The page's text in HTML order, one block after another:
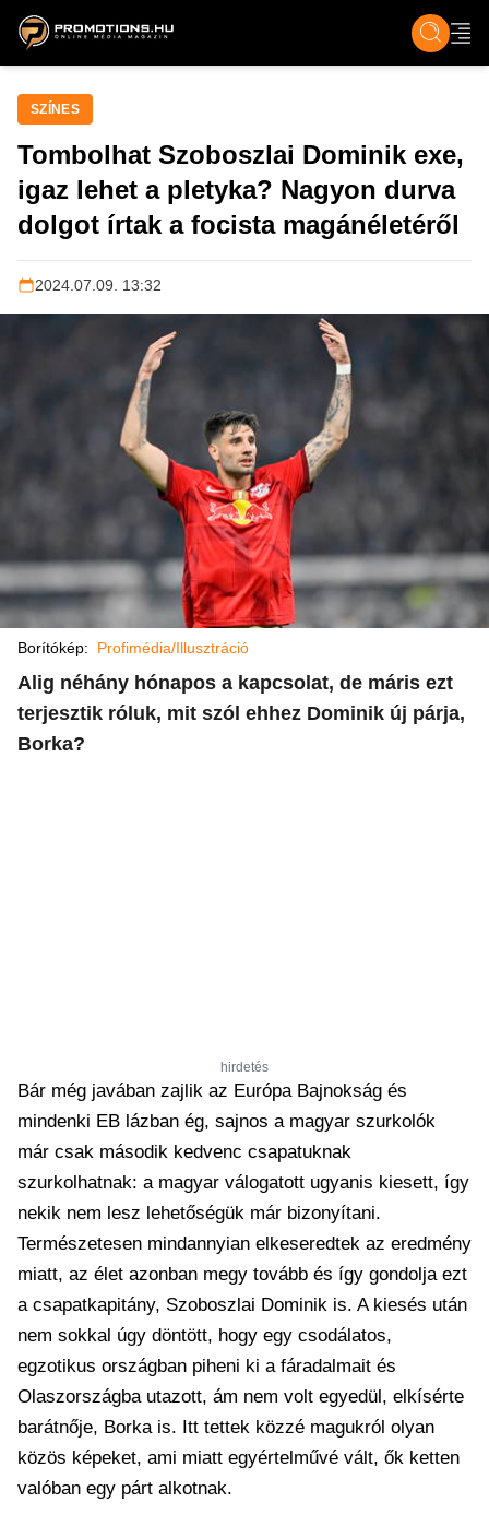
ZENE, FILM & KULT ÉLET TECH &
SZÍNES
Tombolhat Szoboszlai Dominik exe,
igaz lehet a pletyka? Nagyon durva
dolgot írtak a focista magánéletéről
2024.07.09. 13:32
Borítókép: Profimédia/Illusztráció
Alig néhány hónapos a kapcsolat, de máris ezt
terjesztik róluk, mit szól ehhez Dominik új párja,
Borka?
hirdetés
Bár még javában zajlik az Európa Bajnokság és
mindenki EB lázban ég, sajnos a magyar szurkolók
már csak második kedvenc csapatuknak
szurkolhatnak: a magyar válogatott ugyanis kiesett, így
nekik nem lesz lehetőségük már bizonyítani.
Természetesen mindannyian elkeseredtek az eredmény
miatt, az élet azonban megy tovább és így gondolja ezt
a csapatkapitány, Szoboszlai Dominik is. A kiesés után
nem sokkal úgy döntött, hogy egy csodálatos,
egzotikus országban piheni ki a fáradalmait és
Olaszországba utazott, ám nem volt egyedül, elkísérte
barátnője, Borka is. Itt tettek közzé magukról olyan
közös képeket, ami miatt egyértelművé vált, ők ketten
valóban egy párt alkotnak.